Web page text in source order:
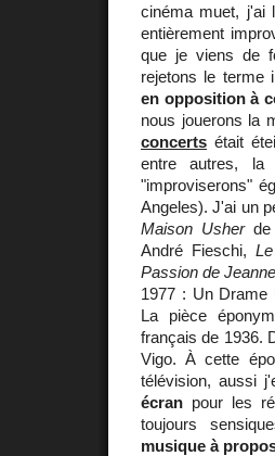
cinéma muet, j'ai
entièrement
que je viens de
rejetons le terme
en opposition à
nous jouerons la
concerts était
entre autres, la
"improviserons"
Angeles). J'ai un
Maison Usherde
André Fieschi,
Passion de
1977 : Un Drame
La pièce
français de 1936.
Vigo. À cette
télévision, aussi
écran pour les
toujours
musique à